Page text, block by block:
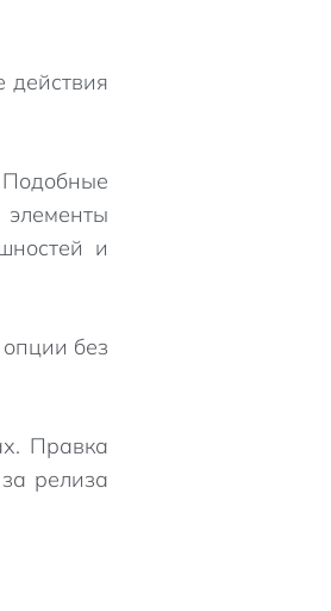
действия
и
без
Правка
релиза